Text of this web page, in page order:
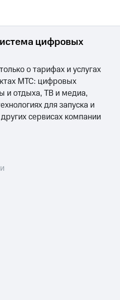
цифровых
о тарифах и услугах
МТС: цифровых
и отдыха, ТВ и медиа,
для запуска и
сервисах компании